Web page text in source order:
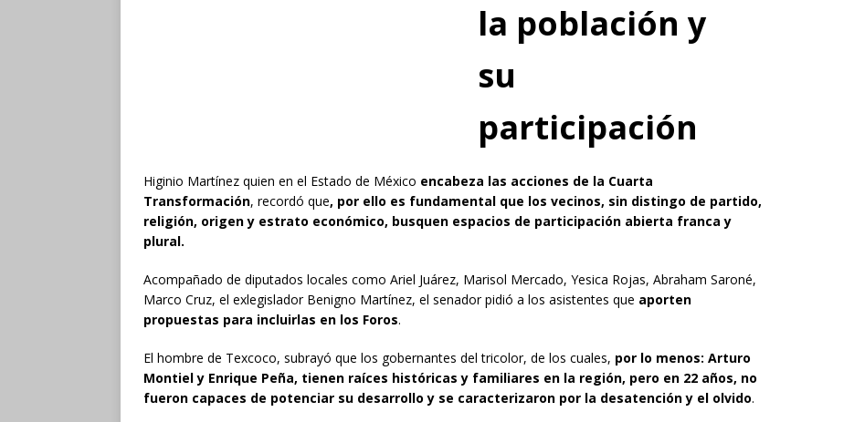
la población y
su
participación
Higinio Martínez quien en el Estado de México encabeza las acciones de la Cuarta
Transformación, recordó que, por ello es fundamental que los vecinos, sin distingo de partido,
religión, origen y estrato económico, busquen espacios de participación abierta franca y
plural.
Acompañado de diputados locales como Ariel Juárez, Marisol Mercado, Yesica Rojas, Abraham Saroné,
Marco Cruz, el exlegislador Benigno Martínez, el senador pidió a los asistentes que aporten
propuestas para incluirlas en los Foros.
El hombre de Texcoco, subrayó que los gobernantes del tricolor, de los cuales, por lo menos: Arturo
Montiel y Enrique Peña, tienen raíces históricas y familiares en la región, pero en 22 años, no
fueron capaces de potenciar su desarrollo y se caracterizaron por la desatención y el olvido.